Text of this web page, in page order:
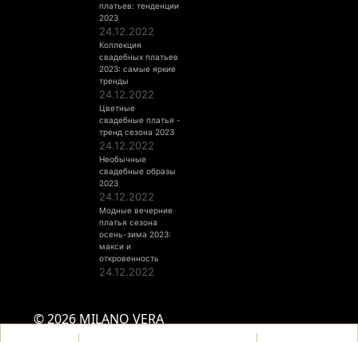
платьев: тенденции
2023
24.12.2022
Коллекция
свадебных платьев
2023: самые яркие
тренды
24.12.2022
Цветные
свадебные платья -
тренд сезона 2023
24.12.2022
Необычные
свадебные образы
2023
24.12.2022
Модные вечерние
платья сезона
осень-зима 2023:
макси и
откровенность
24.12.2022
© 2026 MILANO VERA